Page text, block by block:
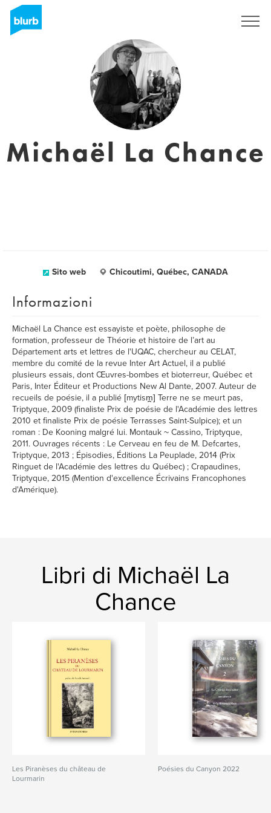
Michaël La Chance
Sito web Chicoutimi, Québec, CANADA
Informazioni
Michaël La Chance est essayiste et poète, philosophe de
formation, professeur de Théorie et histoire de l’art au
Département arts et lettres de l'UQAC, chercheur au CELAT,
membre du comité de la revue Inter Art Actuel, il a publié
plusieurs essais, dont Œuvres-bombes et bioterreur, Québec et
Paris, Inter Éditeur et Productions New Al Dante, 2007. Auteur de
recueils de poésie, il a publié [mytism̪] Terre ne se meurt pas,
Triptyque, 2009 (finaliste Prix de poésie de l'Académie des lettres
2010 et finaliste Prix de poésie Terrasses Saint-Sulpice); et un
roman : De Kooning malgré lui. Montauk ~ Cassino, Triptyque,
2011. Ouvrages récents : Le Cerveau en feu de M. Defcartes,
Triptyque, 2013 ; Épisodies, Éditions La Peuplade, 2014 (Prix
Ringuet de l'Académie des lettres du Québec) ; Crapaudines,
Triptyque, 2015 (Mention d'excellence Écrivains Francophones
d'Amérique).
Libri di Michaël La
Chance
Les Piranèses du château de
Lourmarin
Poésies du Canyon 2022